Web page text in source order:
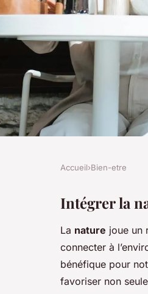
au Cœur
Accueil›Bien-etre
Intégrer la
La nature joue un
connecter à
bénéfique pour
favoriser non